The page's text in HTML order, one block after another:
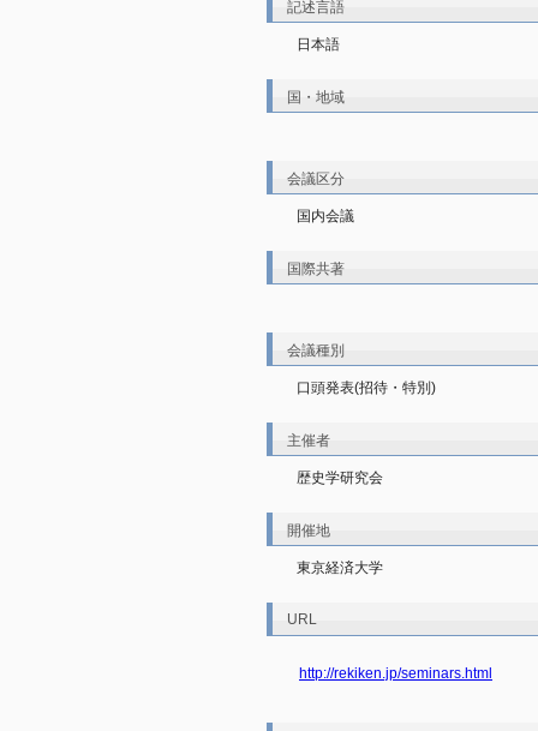
記述言語
日本語
国・地域
会議区分
国内会議
国際共著
会議種別
口頭発表(招待・特別)
主催者
歴史学研究会
開催地
東京経済大学
URL
http://rekiken.jp/seminars.html